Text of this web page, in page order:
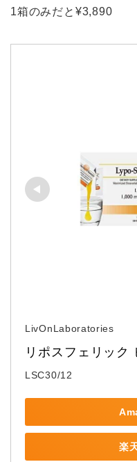
1箱のみだと¥3,890
LivOnLaboratories
リポスフェリック
LSC30/12
楽